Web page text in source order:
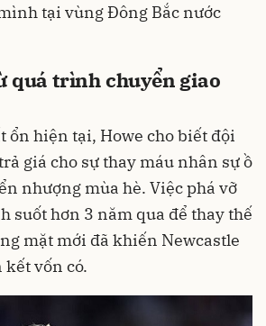
tại vùng Đông Bắc nước
quá trình chuyển giao
ổn hiện tại, Howe cho biết đội
giá cho sự thay máu nhân sự ồ
nhượng mùa hè. Việc phá vỡ
suốt hơn 3 năm qua để thay thế
mặt mới đã khiến Newcastle
kết vốn có.